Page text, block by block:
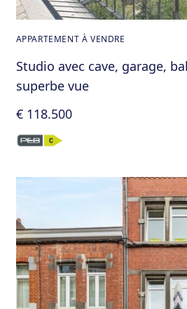
APPARTEMENT À VENDRE
Studio avec cave, garage,
superbe vue
€ 118.500